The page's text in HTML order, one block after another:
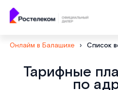
Онлайм в Балашихе › Список
Тарифные
по